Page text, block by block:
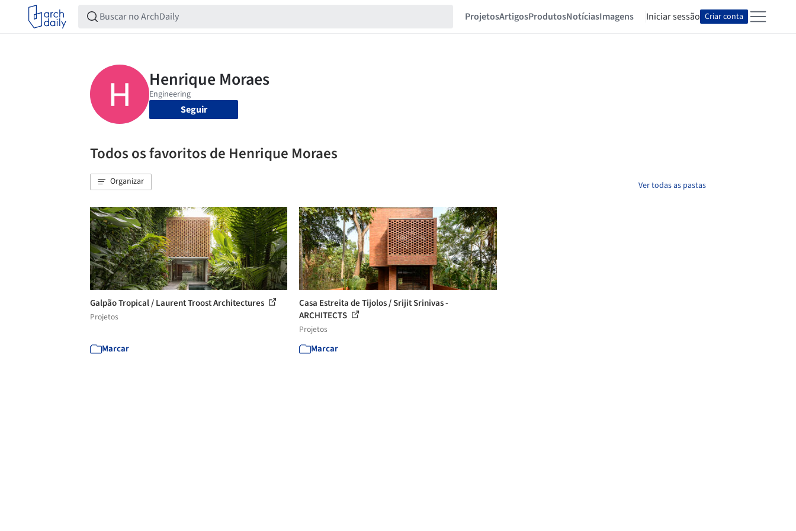
ProjetosArtigosProdutosNotíciasImagens Iniciar sessão Criar conta
Seguir
Todos os favoritos de Henrique Moraes
Organizar Ver todas as pastas
Galpão Tropical / Laurent Troost Architectures
Projetos
Marcar
Casa Estreita de Tijolos / Srijit Srinivas -
ARCHITECTS
Projetos
Marcar